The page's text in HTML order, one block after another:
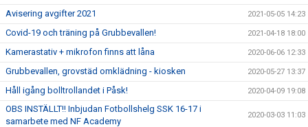
Avisering avgifter 2021 2021-05-05 14:23
Covid-19 och träning på Grubbevallen! 2021-04-18 18:00
Kamerastativ + mikrofon finns att låna 2020-06-06 12:33
Grubbevallen, grovstäd omklädning - kiosken 2020-05-27 13:37
Håll igång bolltrollandet i Påsk! 2020-04-09 19:08
OBS INSTÄLLT!! Inbjudan Fotbollshelg SSK 16-17 i
samarbete med NF Academy
2020-03-03 11:03